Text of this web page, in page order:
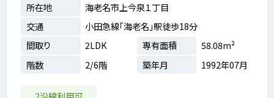
所在地
海老名市上今泉１丁目
交通
小田急線「海老名」駅徒歩18分
間取り
2LDK 専有面積
58.08m²
階数
2/6階 築年月 1992年07月